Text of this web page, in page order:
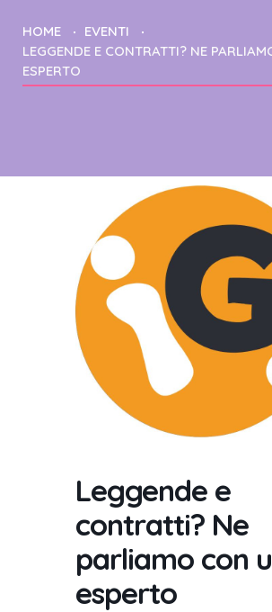
HOME
EVENTI
LEGGENDE E CONTRATTI? NE
ESPERTO
Leggende e
contratti? Ne
parliamo con
esperto